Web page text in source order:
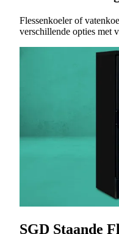
Flessenkoeler of
verschillende opties met
SGD Staande